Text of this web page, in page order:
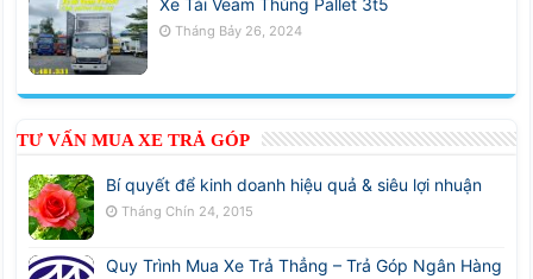
Tháng Bảy 26, 2024
TƯ VẤN MUA XE TRẢ GÓP
Bí quyết để kinh doanh hiệu quả & siêu lợi nhuận
Tháng Chín 24, 2015
Quy Trình Mua Xe Trả Thẳng – Trả Góp Ngân Hàng